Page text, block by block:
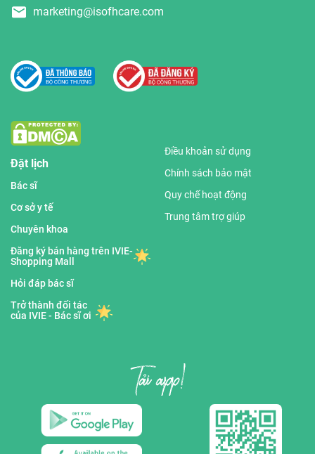
marketing@isofhcare.com
Đặt lịch
Bác sĩ
Cơ sở y tế
Chuyên khoa
Đăng ký bán hàng trên IVIE-
Shopping Mall
Hỏi đáp bác sĩ
Trở thành đối tác
của IVIE - Bác sĩ ơi
Điều khoản sử dụng
Chính sách bảo mật
Quy chế hoạt động
Trung tâm trợ giúp